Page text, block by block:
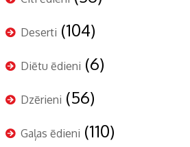
Deserti (104)
Diētu ēdieni (6)
Dzērieni (56)
Gaļas ēdieni (110)